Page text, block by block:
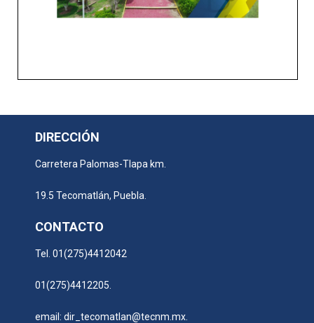
DIRECCIÓN
Carretera Palomas-Tlapa km.
19.5 Tecomatlán, Puebla.
CONTACTO
Tel. 01(275)4412042
01(275)4412205.
email: dir_tecomatlan@tecnm.mx.